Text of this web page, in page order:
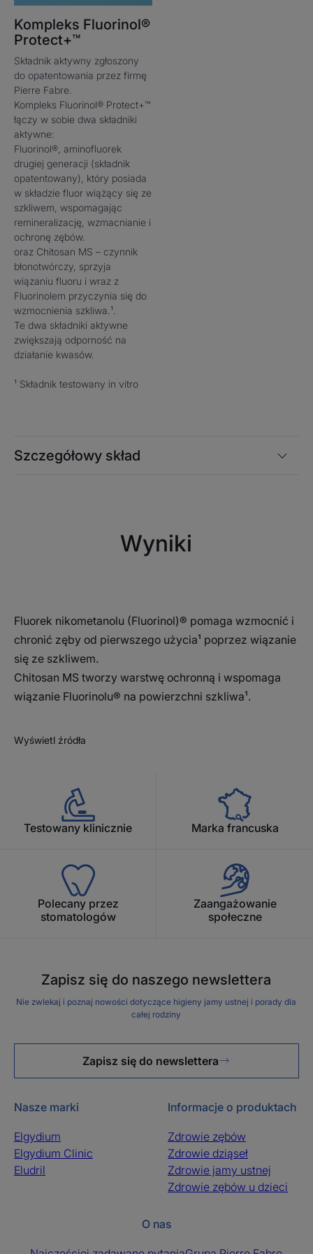
- SMAK bananowy doceniony przez 76% dzieci, które
go przetestowały*.
Konsystencja
Zapach zawartości
Bananowy
*Test konsumencki przeprowadzony z udziałem 75 dzieci w wieku od 4
do 6 lat podczas pojedynczej aplikacji.
Szczegółowy skład
Kompleks Fluorinol®
Protect+™
Składnik aktywny zgłoszony
do opatentowania przez firmę
Pierre Fabre.
Kompleks Fluorinol® Protect+™
łączy w sobie dwa składniki
aktywne:
Fluorinol®, aminofluorek
drugiej generacji (składnik
opatentowany), który posiada
w składzie fluor wiążący się ze
szkliwem, wspomagając
remineralizację, wzmacnianie i
ochronę zębów.
oraz Chitosan MS – czynnik
błonotwórczy, sprzyja
wiązaniu fluoru i wraz z
Fluorinolem przyczynia się do
wzmocnienia szkliwa.¹.
Te dwa składniki aktywne
zwiększają odporność na
działanie kwasów.
¹ Składnik testowany in vitro
Wyniki
Fluorek nikometanolu (Fluorinol)® pomaga wzmocnić i
chronić zęby od pierwszego użycia¹ poprzez wiązanie
się ze szkliwem.
Chitosan MS tworzy warstwę ochronną i wspomaga
wiązanie Fluorinolu® na powierzchni szkliwa¹.
Wyświetl źródła
Testowany klinicznie Marka francuska
Polecany przez
stomatologów
Zaangażowanie
społeczne
Zapisz się do naszego newslettera
Nie zwlekaj i poznaj nowości dotyczące higieny jamy ustnej i porady dla
całej rodziny
Zapisz się do newslettera
Nasze marki
Elgydium
Elgydium Clinic
Eludril
Informacje o produktach
Zdrowie zębów
Zdrowie dziąseł
Zdrowie jamy ustnej
Zdrowie zębów u dzieci
O nas